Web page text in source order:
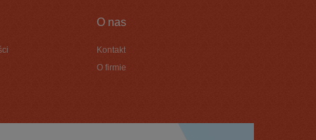
O nas
Kontakt
O firmie